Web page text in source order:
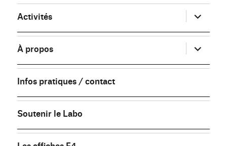
Activités ouvrir
le
sous-
menu
À propos
ouvrir
le
sous-
menu
Infos pratiques / contact
Soutenir le Labo